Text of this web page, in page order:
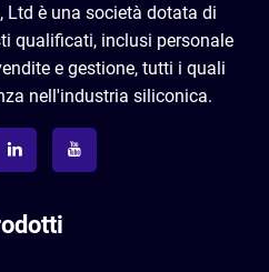
Ltd è una società dotata di
qualificati, inclusi personale
e gestione, tutti i quali
nell'industria siliconica.